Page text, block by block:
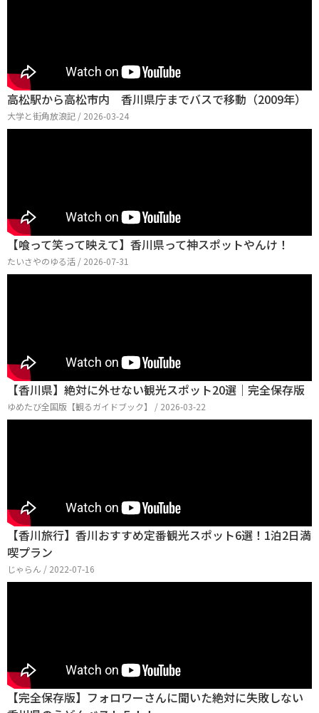
高松駅から高松市内 香川県庁までバスで移動（2009年）
大学と街角放浪記 / 2026-03-24
【喰って笑って映えて】香川県って神スポットやんけ！
たいさやのゆる活 / 2026-07-31
【香川県】絶対に外せない観光スポット20選｜完全保存版
ゆめたび全国版【観るガイドブック】 / 2026-03-22
【香川旅行】香川おすすめ定番観光スポット6選！1泊2日満
喫プラン
じゃらん / 2022-07-16
【完全保存版】フォロワーさんに聞いた絶対に失敗しない